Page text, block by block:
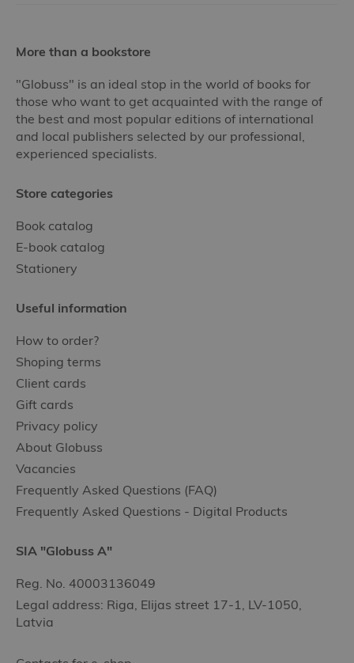
More than a bookstore
"Globuss" is an ideal stop in the world of books for
those who want to get acquainted with the range of
the best and most popular editions of international
and local publishers selected by our professional,
experienced specialists.
Store categories
Book catalog
E-book catalog
Stationery
Useful information
How to order?
Shoping terms
Client cards
Gift cards
Privacy policy
About Globuss
Vacancies
Frequently Asked Questions (FAQ)
Frequently Asked Questions - Digital Products
SIA "Globuss A"
Reg. No. 40003136049
Legal address: Riga, Elijas street 17-1, LV-1050,
Latvia